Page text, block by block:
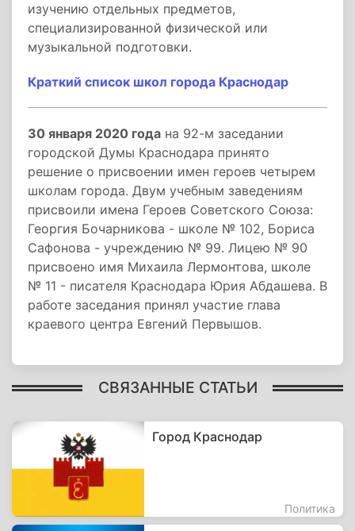
изучению отдельных предметов,
специализированной физической или
музыкальной подготовки.
Краткий список школ города Краснодар
30 января 2020 года на 92-м заседании
городской Думы Краснодара принято
решение о присвоении имен героев четырем
школам города. Двум учебным заведениям
присвоили имена Героев Советского Союза:
Георгия Бочарникова - школе № 102, Бориса
Сафонова - учреждению № 99. Лицею № 90
присвоено имя Михаила Лермонтова, школе
№ 11 - писателя Краснодара Юрия Абдашева. В
работе заседания принял участие глава
краевого центра Евгений Первышов.
СВЯЗАННЫЕ СТАТЬИ
Город Краснодар
Политика